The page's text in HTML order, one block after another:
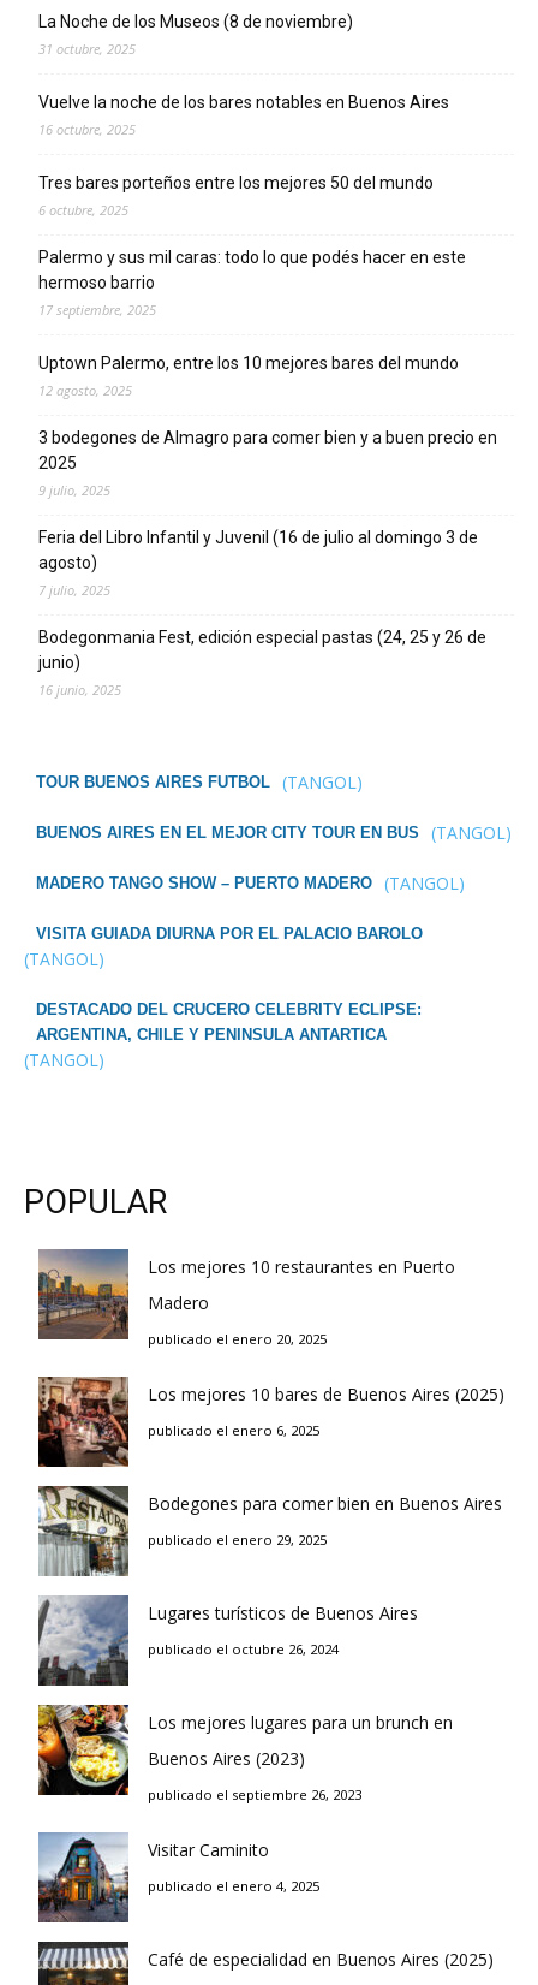
La Noche de los Museos (8 de noviembre)
31 octubre, 2025
Vuelve la noche de los bares notables en Buenos Aires
16 octubre, 2025
Tres bares porteños entre los mejores 50 del mundo
6 octubre, 2025
Palermo y sus mil caras: todo lo que podés hacer en este
hermoso barrio
17 septiembre, 2025
Uptown Palermo, entre los 10 mejores bares del mundo
12 agosto, 2025
3 bodegones de Almagro para comer bien y a buen precio en
2025
9 julio, 2025
Feria del Libro Infantil y Juvenil (16 de julio al domingo 3 de
agosto)
7 julio, 2025
Bodegonmania Fest, edición especial pastas (24, 25 y 26 de
junio)
16 junio, 2025
TOUR BUENOS AIRES FUTBOL (TANGOL)
BUENOS AIRES EN EL MEJOR CITY TOUR EN BUS (TANGOL)
MADERO TANGO SHOW – PUERTO MADERO (TANGOL)
VISITA GUIADA DIURNA POR EL PALACIO BAROLO
(TANGOL)
DESTACADO DEL CRUCERO CELEBRITY ECLIPSE:
ARGENTINA, CHILE Y PENINSULA ANTARTICA
(TANGOL)
POPULAR
Los mejores 10 restaurantes en Puerto
Madero
publicado el enero 20, 2025
Los mejores 10 bares de Buenos Aires (2025)
publicado el enero 6, 2025
Bodegones para comer bien en Buenos Aires
publicado el enero 29, 2025
Lugares turísticos de Buenos Aires
publicado el octubre 26, 2024
Los mejores lugares para un brunch en
Buenos Aires (2023)
publicado el septiembre 26, 2023
Visitar Caminito
publicado el enero 4, 2025
Café de especialidad en Buenos Aires (2025)